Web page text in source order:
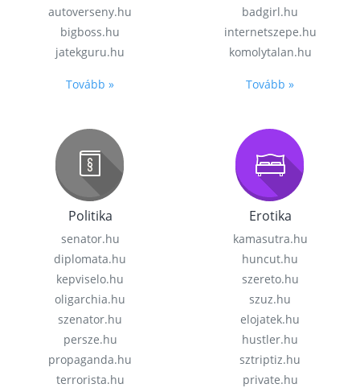
autoverseny.hu
bigboss.hu
jatekguru.hu
Tovább »
badgirl.hu
internetszepe.hu
komolytalan.hu
Tovább »
Politika
senator.hu
diplomata.hu
kepviselo.hu
oligarchia.hu
szenator.hu
persze.hu
propaganda.hu
terrorista.hu
Erotika
kamasutra.hu
huncut.hu
szereto.hu
szuz.hu
elojatek.hu
hustler.hu
sztriptiz.hu
private.hu